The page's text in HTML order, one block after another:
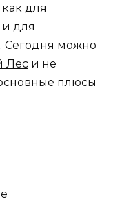
для
и для
Сегодня можно
Лес и не
плюсы